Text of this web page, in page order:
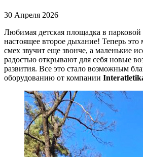
30 Апреля 2026
Любимая детская площадка в парковой
настоящее второе дыхание! Теперь это
смех звучит еще звонче, а маленькие
радостью открывают для себя новые
развития. Все это стало возможным
оборудованию от компании